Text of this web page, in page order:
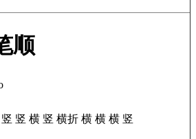
顺
竖 竖 横 竖 横折 横 横 横 竖